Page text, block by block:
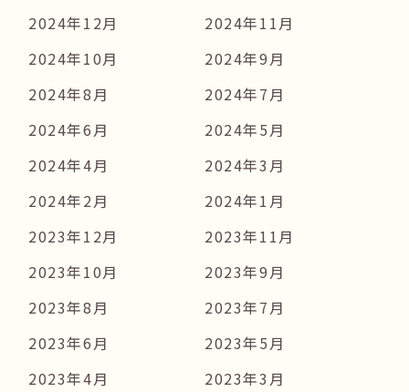
2024年12月
2024年11月
2024年10月
2024年9月
2024年8月
2024年7月
2024年6月
2024年5月
2024年4月
2024年3月
2024年2月
2024年1月
2023年12月
2023年11月
2023年10月
2023年9月
2023年8月
2023年7月
2023年6月
2023年5月
2023年4月
2023年3月